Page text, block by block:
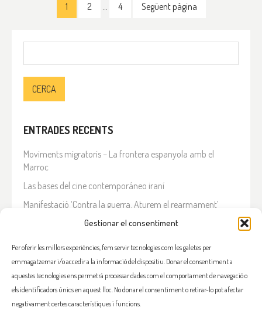
Gestionar el consentiment
Per oferir les millors experiències, fem servir tecnologies com les galetes per
emmagatzemar i/o accedir a la informació del dispositiu. Donar el consentiment a
aquestes tecnologies ens permetrà processar dades com el comportament de navegació o
els identificadors únics en aquest lloc. No donar el consentiment o retirar-lo pot afectar
negativament certes característiques i funcions.
1 2 … 4 Següent pàgina
ENTRADES RECENTS
Moviments migratoris – La frontera espanyola amb el
Marroc
Las bases del cine contemporáneo iraní
Manifestació ‘Contra la guerra. Aturem el rearmament’
En solidaritat amb el Líban
Què està passant a l’Iran?
COMENTARIS RECENTS